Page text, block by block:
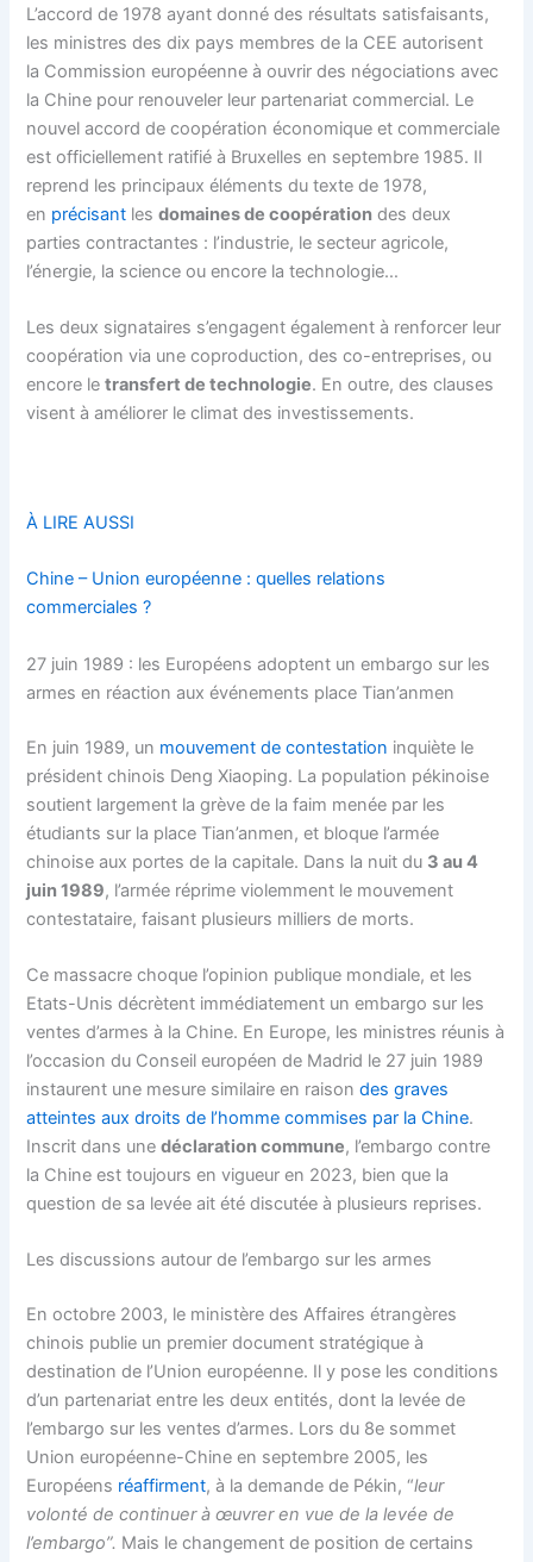
L’accord de 1978 ayant donné des résultats satisfaisants,
les ministres des dix pays membres de la CEE autorisent
la Commission européenne à ouvrir des négociations avec
la Chine pour renouveler leur partenariat commercial. Le
nouvel accord de coopération économique et commerciale
est officiellement ratifié à Bruxelles en septembre 1985. Il
reprend les principaux éléments du texte de 1978,
en précisant lesdomaines de coopération des deux
parties contractantes : l’industrie, le secteur agricole,
l’énergie, la science ou encore la technologie…
Les deux signataires s’engagent également à renforcer leur
coopération via une coproduction, des co-entreprises, ou
encore letransfert de technologie. En outre, des clauses
visent à améliorer le climat des investissements.
À LIRE AUSSI
Chine – Union européenne : quelles relations
commerciales ?
27 juin 1989 : les Européens adoptent un embargo sur les
armes en réaction aux événements place Tian’anmen
En juin 1989, un mouvement de contestation inquiète le
président chinois Deng Xiaoping. La population pékinoise
soutient largement la grève de la faim menée par les
étudiants sur la place Tian’anmen, et bloque l’armée
chinoise aux portes de la capitale. Dans la nuit du 3 au 4
juin 1989, l’armée réprime violemment le mouvement
contestataire, faisant plusieurs milliers de morts.
Ce massacre choque l’opinion publique mondiale, et les
Etats-Unis décrètent immédiatement un embargo sur les
ventes d’armes à la Chine. En Europe, les ministres réunis à
l’occasion du Conseil européen de Madrid le 27 juin 1989
instaurent une mesure similaire en raisondes graves
atteintes aux droits de l’homme commises par la Chine.
Inscrit dans unedéclaration commune, l’embargo contre
la Chine est toujours en vigueur en 2023, bien que la
question de sa levée ait été discutée à plusieurs reprises.
Les discussions autour de l’embargo sur les armes
En octobre 2003, le ministère des Affaires étrangères
chinois publie un premier document stratégique à
destination de l’Union européenne. Il y pose les conditions
d’un partenariat entre les deux entités, dont la levée de
l’embargo sur les ventes d’armes. Lors du 8e sommet
Union européenne-Chine en septembre 2005, les
Européens réaffirment, à la demande de Pékin, “leur
volonté de continuer à œuvrer en vue de la levée de
l’embargo”. Mais le changement de position de certains